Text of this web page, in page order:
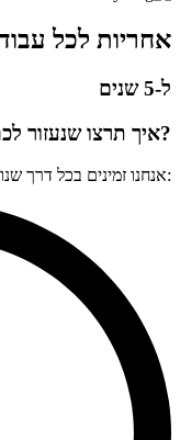
אחריות לכל
ל-5 שנים
?איך תרצו שנעזור
:אנחנו זמינים בכל דרך